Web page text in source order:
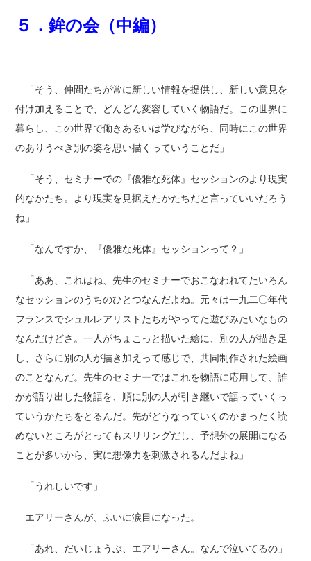
５．鉾の会（中編）
「そう、仲間たちが常に新しい情報を提供し、新しい意見を
付け加えることで、どんどん変容していく物語だ。この世界に
暮らし、この世界で働きあるいは学びながら、同時にこの世界
のありうべき別の姿を思い描くっていうことだ」
「そう、セミナーでの『優雅な死体』セッションのより現実
的なかたち。より現実を見据えたかたちだと言っていいだろう
ね」
「なんですか、『優雅な死体』セッションって？」
「ああ、これはね、先生のセミナーでおこなわれてたいろん
なセッションのうちのひとつなんだよね。元々は一九二〇年代
フランスでシュルレアリストたちがやってた遊びみたいなもの
なんだけどさ。一人がちょこっと描いた絵に、別の人が描き足
し、さらに別の人が描き加えって感じで、共同制作された絵画
のことなんだ。先生のセミナーではこれを物語に応用して、誰
かが語り出した物語を、順に別の人が引き継いで語っていくっ
ていうかたちをとるんだ。先がどうなっていくのかまったく読
めないところがとってもスリリングだし、予想外の展開になる
ことが多いから、実に想像力を刺激されるんだよね」
「うれしいです」
エアリーさんが、ふいに涙目になった。
「あれ、だいじょうぶ、エアリーさん。なんで泣いてるの」